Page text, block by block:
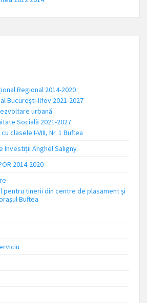
Regional 2014-2020
București-Ilfov 2021-2027
urbană
Socială 2021-2027
clasele I-VIII, Nr. 1 Buftea
Investiții Anghel Saligny
2014-2020
pentru tinerii din centre de plasament și
Buftea